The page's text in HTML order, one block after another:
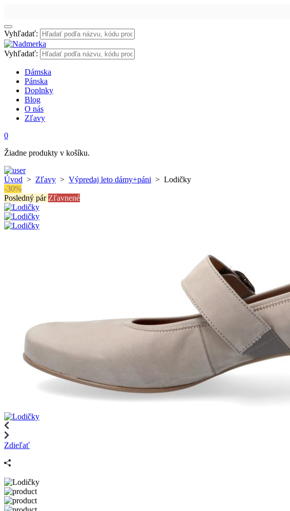
Vyhľadať:
Vyhľadať:
Dámska
Pánska
Doplnky
Blog
O nás
Zľavy
0
Žiadne produkty v košíku.
Úvod > Zľavy > Výpredaj leto dámy+páni > Lodičky
-30%
Posledný pár Zľavnené
Zdieľať